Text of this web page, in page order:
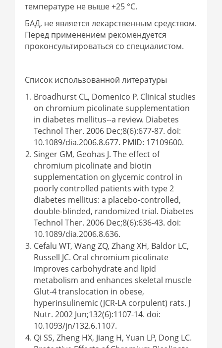
температуре не выше +25 °C.
БАД, не является лекарственным средством.
Перед применением рекомендуется
проконсультироваться со специалистом.
Список использованной литературы
Broadhurst CL, Domenico P. Clinical studies
on chromium picolinate supplementation
in diabetes mellitus--a review. Diabetes
Technol Ther. 2006 Dec;8(6):677-87. doi:
10.1089/dia.2006.8.677. PMID: 17109600.
Singer GM, Geohas J. The effect of
chromium picolinate and biotin
supplementation on glycemic control in
poorly controlled patients with type 2
diabetes mellitus: a placebo-controlled,
double-blinded, randomized trial. Diabetes
Technol Ther. 2006 Dec;8(6):636-43. doi:
10.1089/dia.2006.8.636.
Cefalu WT, Wang ZQ, Zhang XH, Baldor LC,
Russell JC. Oral chromium picolinate
improves carbohydrate and lipid
metabolism and enhances skeletal muscle
Glut-4 translocation in obese,
hyperinsulinemic (JCR-LA corpulent) rats. J
Nutr. 2002 Jun;132(6):1107-14. doi:
10.1093/jn/132.6.1107.
Qi SS, Zheng HX, Jiang H, Yuan LP, Dong LC.